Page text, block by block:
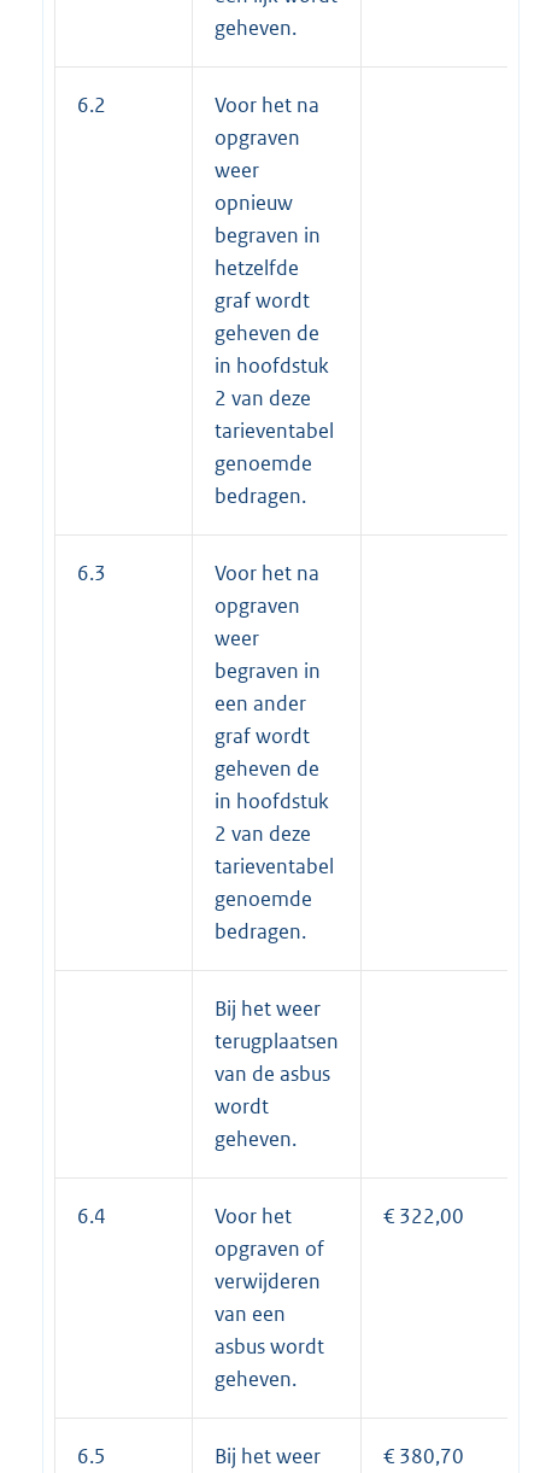
geheven.
6.2
Voor het na
opgraven
weer
opnieuw
begraven in
hetzelfde
graf wordt
geheven de
in hoofdstuk
2 van deze
tarieventabel
genoemde
bedragen.
6.3
Voor het na
opgraven
weer
begraven in
een ander
graf wordt
geheven de
in hoofdstuk
2 van deze
tarieventabel
genoemde
bedragen.
Bij het weer
terugplaatsen
van de asbus
wordt
geheven.
6.4
Voor het
opgraven of
verwijderen
van een
asbus wordt
geheven.
€ 322,00
6.5 Bij het weer € 380,70